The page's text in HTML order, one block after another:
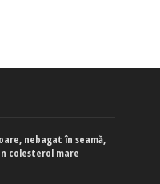
nebagat în seamă,
colesterol mare